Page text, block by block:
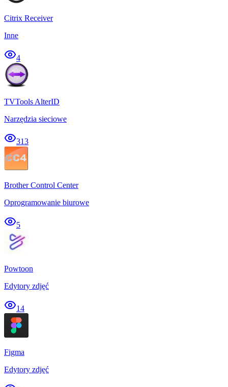
Citrix Receiver
Inne
4
TVTools AlterID
Narzędzia sieciowe
313
Brother Control Center
Oprogramowanie biurowe
5
Powtoon
Edytory zdjęć
14
Figma
Edytory zdjęć